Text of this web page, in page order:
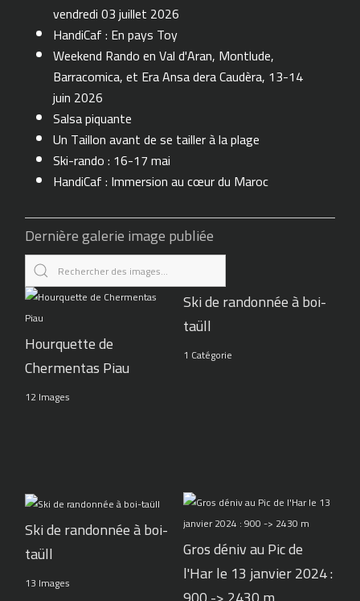
vendredi 03 juillet 2026
HandiCaf : En pays Toy
Weekend Rando en Val d'Aran, Montlude,
Barracomica, et Era Ansa dera Caudèra, 13-14
juin 2026
Salsa piquante
Un Taillon avant de se tailler à la plage
Ski-rando : 16-17 mai
HandiCaf : Immersion au cœur du Maroc
Dernière galerie image publiée
Hourquette de
Chermentas Piau
12 Images
Ski de randonnée à boi-
taüll
1 Catégorie
Ski de randonnée à boi-
taüll
13 Images
Gros déniv au Pic de
l'Har le 13 janvier 2024 :